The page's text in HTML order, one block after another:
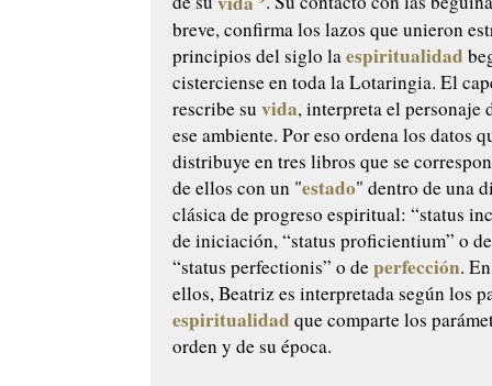
breve, confirma los lazos que unieron
principios del siglo laespiritualidad
cisterciense en toda la Lotaringia. El
rescribe suvida, interpreta el personaje
ese ambiente. Por eso ordena los datos
distribuye en tres libros que se
de ellos con un "estado" dentro de una
clásica de progreso espiritual: “status
de iniciación, “status proficientium” o
“status perfectionis” o deperfección.
ellos, Beatriz es interpretada según los
espiritualidad que comparte los
orden y de su época.